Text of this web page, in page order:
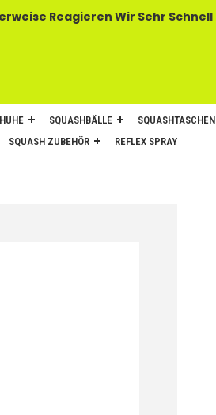
Reagieren Wir Sehr Schnell
SQUASHBÄLLE SQUASHTASCHEN
SQUASH ZUBEHÖR
REFLEX SPRAY